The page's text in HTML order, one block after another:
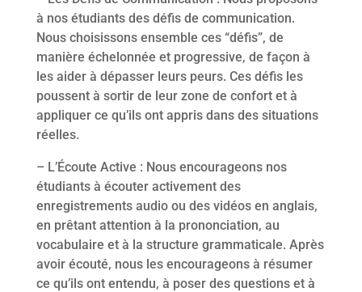
à nos étudiants des défis de communication.
Nous choisissons ensemble ces “défis”, de
manière échelonnée et progressive, de façon à
les aider à dépasser leurs peurs. Ces défis les
poussent à sortir de leur zone de confort et à
appliquer ce qu’ils ont appris dans des situations
réelles.
– L’Écoute Active : Nous encourageons nos
étudiants à écouter activement des
enregistrements audio ou des vidéos en anglais,
en prêtant attention à la prononciation, au
vocabulaire et à la structure grammaticale. Après
avoir écouté, nous les encourageons à résumer
ce qu’ils ont entendu, à poser des questions et à